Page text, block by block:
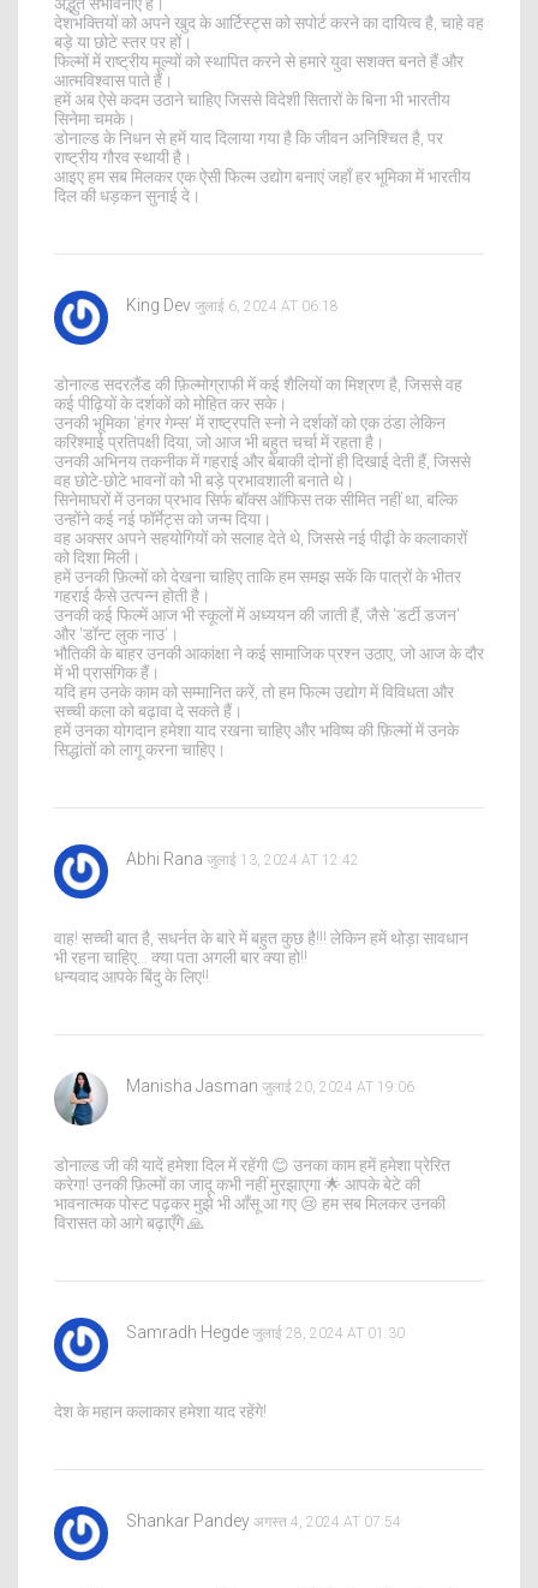
देशभक्तियों को अपने खुद के आर्टिस्ट्स को सपोर्ट करने का दायित्व है, चाहे वह
बड़े या छोटे स्तर पर हों।
फिल्मों में राष्ट्रीय मूल्यों को स्थापित करने से हमारे युवा सशक्त बनते हैं और
आत्मविश्वास पाते हैं।
हमें अब ऐसे कदम उठाने चाहिए जिससे विदेशी सितारों के बिना भी भारतीय
सिनेमा चमके।
डोनाल्ड के निधन से हमें याद दिलाया गया है कि जीवन अनिश्चित है, पर
राष्ट्रीय गौरव स्थायी है।
आइए हम सब मिलकर एक ऐसी फिल्म उद्योग बनाएं जहाँ हर भूमिका में भारतीय
दिल की धड़कन सुनाई दे।
King Dev जुलाई 6, 2024 AT 06:18
डोनाल्ड सदरलैंड की फ़िल्मोग्राफी में कई शैलियों का मिश्रण है, जिससे वह
कई पीढ़ियों के दर्शकों को मोहित कर सके।
उनकी भूमिका 'हंगर गेम्स' में राष्ट्रपति स्नो ने दर्शकों को एक ठंडा लेकिन
करिश्माई प्रतिपक्षी दिया, जो आज भी बहुत चर्चा में रहता है।
उनकी अभिनय तकनीक में गहराई और बेबाकी दोनों ही दिखाई देती हैं, जिससे
वह छोटे-छोटे भावनों को भी बड़े प्रभावशाली बनाते थे।
सिनेमाघरों में उनका प्रभाव सिर्फ बॉक्स ऑफिस तक सीमित नहीं था, बल्कि
उन्होंने कई नई फॉर्मेट्स को जन्म दिया।
वह अक्सर अपने सहयोगियों को सलाह देते थे, जिससे नई पीढ़ी के कलाकारों
को दिशा मिली।
हमें उनकी फ़िल्मों को देखना चाहिए ताकि हम समझ सकें कि पात्रों के भीतर
गहराई कैसे उत्पन्न होती है।
उनकी कई फिल्में आज भी स्कूलों में अध्ययन की जाती हैं, जैसे 'डर्टी डजन'
और 'डॉन्ट लुक नाउ'।
भौतिकी के बाहर उनकी आकांक्षा ने कई सामाजिक प्रश्न उठाए, जो आज के दौर
में भी प्रासंगिक हैं।
यदि हम उनके काम को सम्मानित करें, तो हम फिल्म उद्योग में विविधता और
सच्ची कला को बढ़ावा दे सकते हैं।
हमें उनका योगदान हमेशा याद रखना चाहिए और भविष्य की फ़िल्मों में उनके
सिद्धांतों को लागू करना चाहिए।
Abhi Rana जुलाई 13, 2024 AT 12:42
वाह! सच्ची बात है, सधर्नत के बारे में बहुत कुछ है!!! लेकिन हमें थोड़ा सावधान
भी रहना चाहिए... क्या पता अगली बार क्या हो!!
धन्यवाद आपके बिंदु के लिए!!
Manisha Jasman जुलाई 20, 2024 AT 19:06
डोनाल्ड जी की यादें हमेशा दिल में रहेंगी 😊 उनका काम हमें हमेशा प्रेरित
करेगा! उनकी फ़िल्मों का जादू कभी नहीं मुरझाएगा 🌟 आपके बेटे की
भावनात्मक पोस्ट पढ़कर मुझे भी आँसू आ गए 😢 हम सब मिलकर उनकी
विरासत को आगे बढ़ाएँगे 🙏
Samradh Hegde जुलाई 28, 2024 AT 01:30
देश के महान कलाकार हमेशा याद रहेंगे!
Shankar Pandey अगस्त 4, 2024 AT 07:54